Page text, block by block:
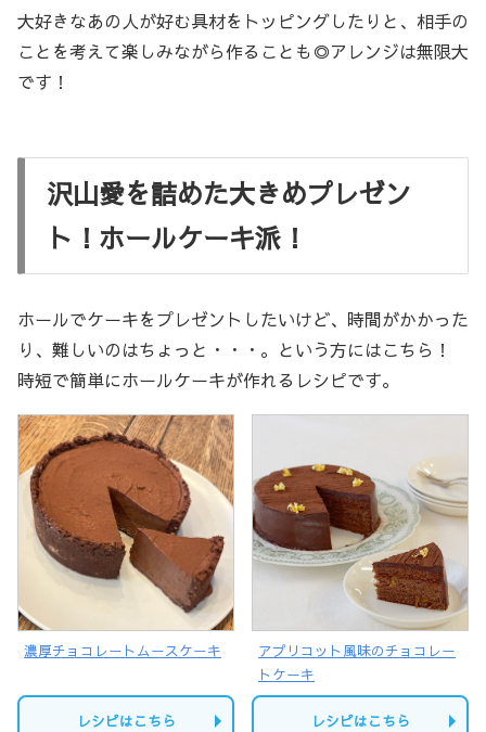
大好きなあの人が好む具材をトッピングしたりと、相手の
ことを考えて楽しみながら作ることも◎アレンジは無限大
です！
沢山愛を詰めた大きめプレゼン
ト！ホールケーキ派！
ホールでケーキをプレゼントしたいけど、時間がかかった
り、難しいのはちょっと・・・。という方にはこちら！
時短で簡単にホールケーキが作れるレシピです。
濃厚チョコレートムースケーキ
レシピはこちら
アプリコット風味のチョコレー
トケーキ
レシピはこちら